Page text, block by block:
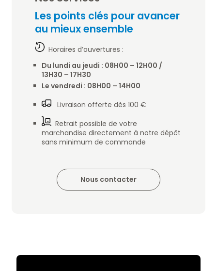
Les points clés pour avancer
au mieux ensemble
Horaires d’ouvertures :
Du lundi au jeudi : 08H00 – 12H00 /
13H30 – 17H30
Le vendredi : 08H00 – 14H00
Livraison offerte dès 100 €
Retrait possible de votre
marchandise directement à notre dépôt
sans minimum de commande
Nous contacter